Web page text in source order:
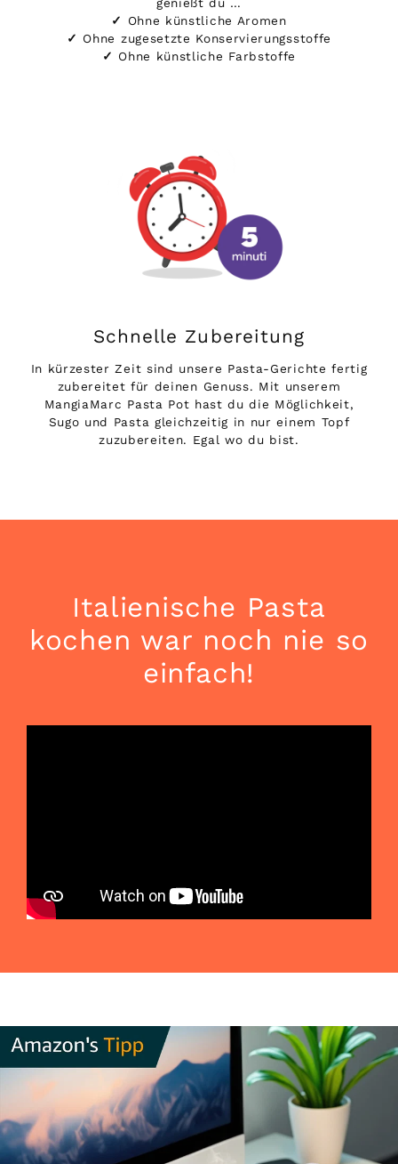
✓
Ohne künstliche Aromen
✓ Ohne zugesetzte Konservierungsstoffe
✓ Ohne künstliche Farbstoffe
Schnelle Zubereitung
In kürzester Zeit sind unsere Pasta-Gerichte fertig
zubereitet für deinen Genuss. Mit unserem
MangiaMarc Pasta Pot hast du die Möglichkeit,
Sugo und Pasta gleichzeitig in nur einem Topf
zuzubereiten. Egal wo du bist.
Italienische Pasta
kochen war noch nie so
einfach!